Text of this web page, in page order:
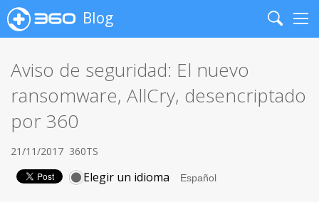
Blog
Search
Aviso de seguridad: El nuevo
ransomware, AllCry, desencriptado
por 360
21/11/2017 360TS
Elegir un idioma